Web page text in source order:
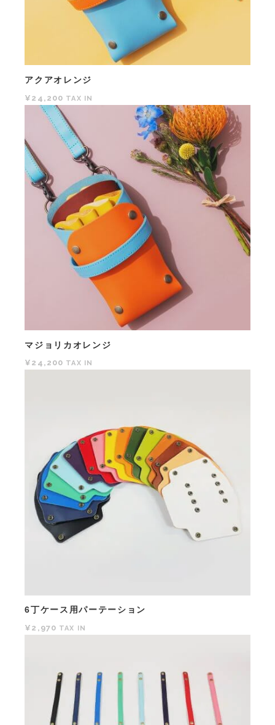
アクアオレンジ
¥24,200 TAX IN
マジョリカオレンジ
¥24,200 TAX IN
6丁ケース用パーテーション
¥2,970 TAX IN